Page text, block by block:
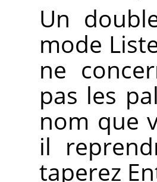
Un
mode
ne
pas les
nom que
il
taperez